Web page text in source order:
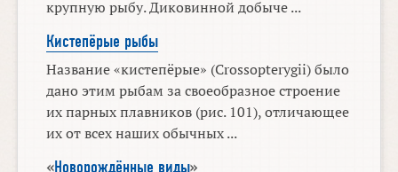
крупную рыбу. Диковинной добыче ...
Кистепёрые рыбы
Название «кистепёрые» (Crossopterygii) было
дано этим рыбам за своеобразное строение
их парных плавников (рис. 101), отличающее
их от всех наших обычных ...
«Новорождённые виды»